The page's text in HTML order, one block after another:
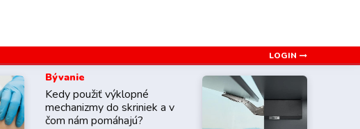
LOGIN
Bývanie
Kedy použiť výklopné
mechanizmy do skriniek a v
čom nám pomáhajú?